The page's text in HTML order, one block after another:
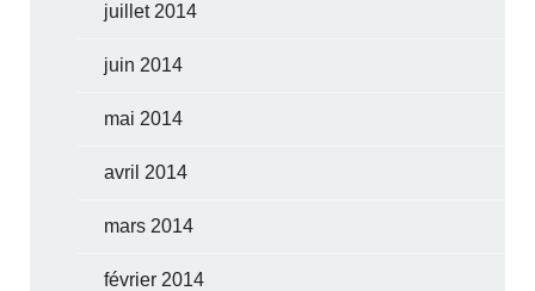
juillet 2014
juin 2014
mai 2014
avril 2014
mars 2014
février 2014